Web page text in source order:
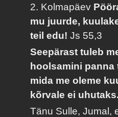
2. Kolmapäev
mu juurde,
teil edu!Js 55,3
Seepärast tuleb
hoolsamini panna
mida me oleme
kõrvale ei uhutaks.
Tänu Sulle, Jumal,